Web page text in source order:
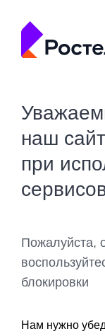
наш
при
Пожалуйста,
блокировки
Нам нужно